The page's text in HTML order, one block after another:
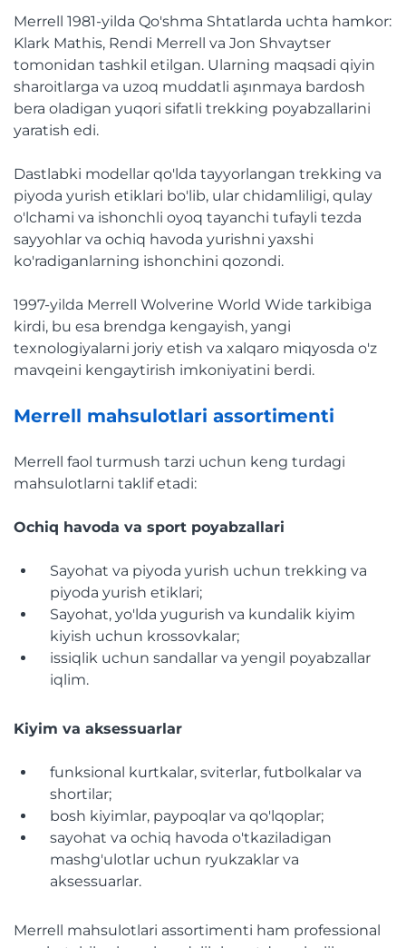
Merrell 1981-yilda Qo'shma Shtatlarda uchta hamkor:
Klark Mathis, Rendi Merrell va Jon Shvaytser
tomonidan tashkil etilgan. Ularning maqsadi qiyin
sharoitlarga va uzoq muddatli aşınmaya bardosh
bera oladigan yuqori sifatli trekking poyabzallarini
yaratish edi.
Dastlabki modellar qo'lda tayyorlangan trekking va
piyoda yurish etiklari bo'lib, ular chidamliligi, qulay
o'lchami va ishonchli oyoq tayanchi tufayli tezda
sayyohlar va ochiq havoda yurishni yaxshi
ko'radiganlarning ishonchini qozondi.
1997-yilda Merrell Wolverine World Wide tarkibiga
kirdi, bu esa brendga kengayish, yangi
texnologiyalarni joriy etish va xalqaro miqyosda o'z
mavqeini kengaytirish imkoniyatini berdi.
Merrell mahsulotlari assortimenti
Merrell faol turmush tarzi uchun keng turdagi
mahsulotlarni taklif etadi:
Ochiq havoda va sport poyabzallari
Sayohat va piyoda yurish uchun trekking va
piyoda yurish etiklari;
Sayohat, yo'lda yugurish va kundalik kiyim
kiyish uchun krossovkalar;
issiqlik uchun sandallar va yengil poyabzallar
iqlim.
Kiyim va aksessuarlar
funksional kurtkalar, sviterlar, futbolkalar va
shortilar;
bosh kiyimlar, paypoqlar va qo'lqoplar;
sayohat va ochiq havoda o'tkaziladigan
mashg'ulotlar uchun ryukzaklar va
aksessuarlar.
Merrell mahsulotlari assortimenti ham professional